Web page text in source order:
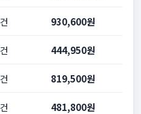
930,600원
444,950원
819,500원
481,800원